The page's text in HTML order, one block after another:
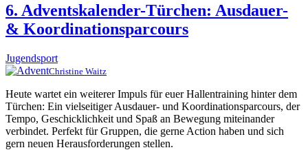
6. Adventskalender-Türchen: Ausdauer-
& Koordinationsparcours
Jugendsport
Christine Waitz
Heute wartet ein weiterer Impuls für euer Hallentraining hinter dem
Türchen: Ein vielseitiger Ausdauer- und Koordinationsparcours, der
Tempo, Geschicklichkeit und Spaß an Bewegung miteinander
verbindet. Perfekt für Gruppen, die gerne Action haben und sich
gern neuen Herausforderungen stellen.